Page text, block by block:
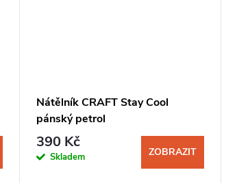
Nátělník CRAFT Stay Cool
pánský petrol
390 Kč
Skladem ZOBRAZIT